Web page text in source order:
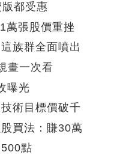
都受惠
張股價重挫
族群全面噴出
畫一次看
曝光
術目標價破千
買法：賺30萬
點